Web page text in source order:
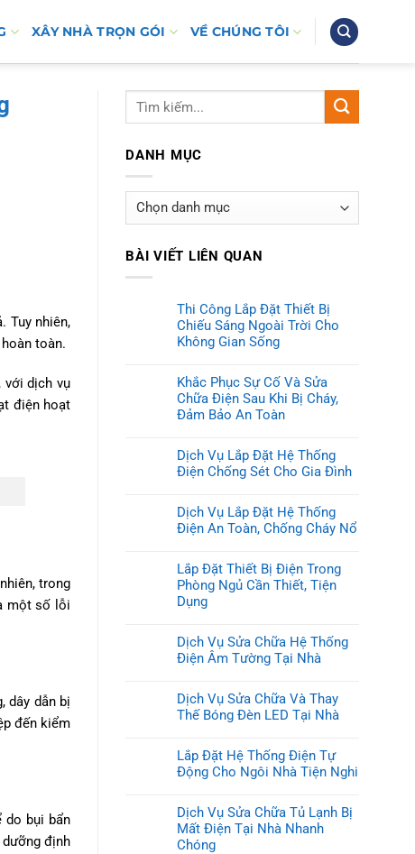
XÂY NHÀ TRỌN GÓI VỀ CHÚNG TÔI
Tuy nhiên,
toàn.
với dịch vụ
điện hoạt
trong
một số lỗi
dây dẫn bị
đến kiểm
do bụi bẩn
định
DANH MỤC
Danh
BÀI VIẾT LIÊN QUAN
Thi Công Lắp Đặt Thiết Bị
Chiếu Sáng Ngoài Trời Cho
Không Gian Sống
Khắc Phục Sự Cố Và Sửa
Chữa Điện Sau Khi Bị Cháy,
Đảm Bảo An Toàn
Dịch Vụ Lắp Đặt Hệ Thống
Điện Chống Sét Cho Gia Đình
Dịch Vụ Lắp Đặt Hệ Thống
Điện An Toàn, Chống Cháy Nổ
Lắp Đặt Thiết Bị Điện Trong
Phòng Ngủ Cần Thiết, Tiện
Dụng
Dịch Vụ Sửa Chữa Hệ Thống
Điện Âm Tường Tại Nhà
Dịch Vụ Sửa Chữa Và Thay
Thế Bóng Đèn LED Tại Nhà
Lắp Đặt Hệ Thống Điện Tự
Động Cho Ngôi Nhà Tiện Nghi
Dịch Vụ Sửa Chữa Tủ Lạnh Bị
Mất Điện Tại Nhà Nhanh
Chóng